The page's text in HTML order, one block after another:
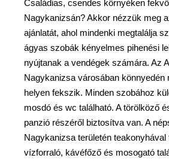
Családias, csendes környéken
Nagykanizsán? Akkor nézzük meg
ajánlatát, ahol mindenki megtalálja
ágyas szobák kényelmes pihenési
nyújtanak a vendégek számára. Az
Nagykanizsa városában könnyedén
helyen fekszik. Minden szobához
mosdó és wc található. A törölköző
panzió részéről biztosítva van. A
Nagykanizsa területén teakonyhával
vízforraló, kávéfőző és mosogató